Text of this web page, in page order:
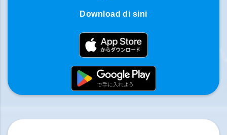
Download di sini